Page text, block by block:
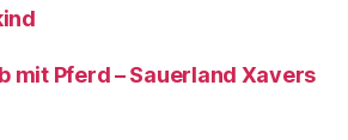
mit Pferd – Sauerland Xavers